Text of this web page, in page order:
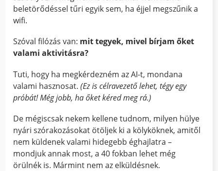
beletörődéssel tűri egyik sem, ha éjjel megszűnik a
wifi.
Szóval filózás van: mit tegyek, mivel bírjam őket
valami aktivitásra?
Tuti, hogy ha megkérdezném az AI-t, mondana
valami hasznosat.(Ez is célravezető lehet, tégy egy
próbát! Még jobb, ha őket kéred meg rá.)
De mégiscsak nekem kellene tudnom, milyen hülye
nyári szórakozásokat ötöljek ki a kölyköknek, amitől
nem küldenek valami hidegebb éghajlatra –
mondjuk annak most, a 40 fokban lehet még
örülnék is. Mármint nem az elküldésnek.